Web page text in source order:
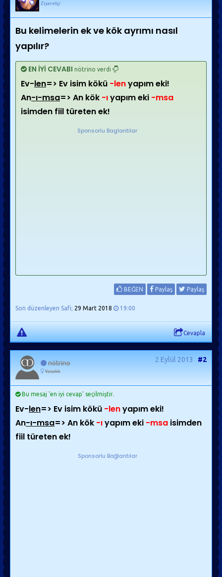
Ziyaretçi
Bu kelimelerin ek ve kök ayrımı nasıl
yapılır?
EN İYİ CEVABI nötrino verdi
Ev-len=> Ev isim kökü -lenyapım eki!
An-ı-msa=> An kök -ıyapım eki -msa
isimden fiil türeten ek!
Sponsorlu Baglantilar
BEĞEN Paylaş Paylaş
Son düzenleyen Safi; 29 Mart 2018 19:00
Cevapla
nötrino
Yasaklı
2 Eylül 2013 #2
Bu mesaj 'en iyi cevap' seçilmiştir.
Ev-len=> Ev isim kökü -lenyapım eki!
An-ı-msa=> An kök -ıyapım eki -msa isimden
fiil türeten ek!
Sponsorlu Bağlantılar